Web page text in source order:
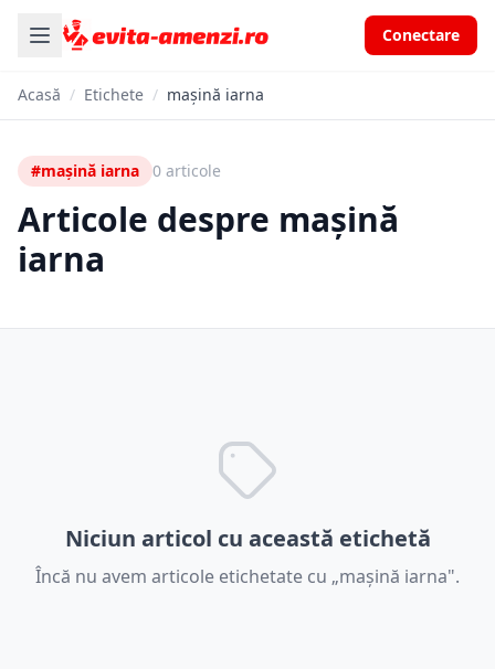
Conectare
Acasă / Etichete / mașină iarna
#mașină iarna 0 articole
Articole despre mașină
iarna
Niciun articol cu această etichetă
Încă nu avem articole etichetate cu „mașină iarna".